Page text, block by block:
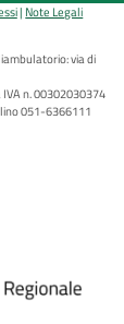
Note Legali
via di
n. 00302030374
051-6366111